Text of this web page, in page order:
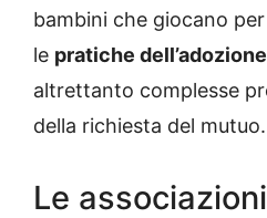
bambini che giocano
le pratiche dell’adozione
altrettanto complesse
della richiesta del mutuo.
Le